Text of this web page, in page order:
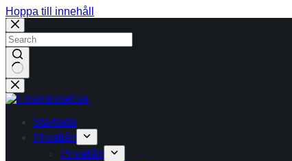
Hoppa till innehåll
Inga
resultat
Startsida
Privatlån
Privatlån